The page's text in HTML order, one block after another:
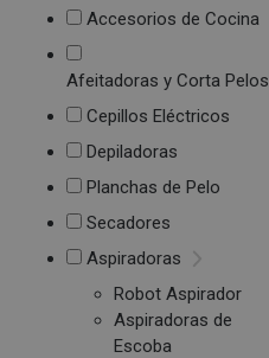
Accesorios de Cocina
Afeitadoras y Corta Pelos
Cepillos Eléctricos
Depiladoras
Planchas de Pelo
Secadores
Aspiradoras
Robot Aspirador
Aspiradoras de
Escoba